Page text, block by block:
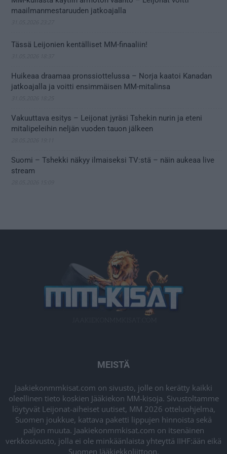
maailmanmestaruuden jatkoajalla
Tässä Leijonien kentälliset MM-finaaliin!
Huikeaa draamaa pronssiottelussa – Norja kaatoi Kanadan
jatkoajalla ja voitti ensimmäisen MM-mitalinsa
Vakuuttava esitys – Leijonat jyräsi Tshekin nurin ja eteni
mitalipeleihin neljän vuoden tauon jälkeen
Suomi – Tshekki näkyy ilmaiseksi TV:stä – näin aukeaa live
stream
MEISTÄ
Jaakiekonmmkisat.com on sivusto, jolle on kerätty kaikki
oleellinen tieto koskien Jääkiekon MM-kisoja. Sivustoltamme
löytyvät Leijonat-aiheiset uutiset, MM 2026 otteluohjelma,
Suomen joukkue, kattava paketti lippujen hinnoista sekä
paljon muuta. Jaakiekonmmkisat.com on itsenäinen
verkkosivusto, jolla ei ole minkäänlaista yhteyttä IIHF:ään eikä
Suomen Jääkiekkoliittoon.